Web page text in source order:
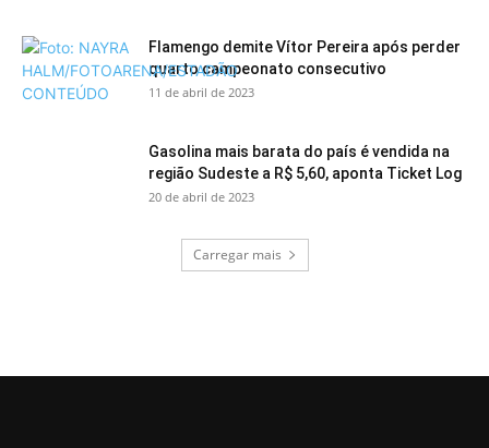
Flamengo demite Vítor Pereira após perder
quarto campeonato consecutivo
11 de abril de 2023
Gasolina mais barata do país é vendida na
região Sudeste a R$ 5,60, aponta Ticket Log
20 de abril de 2023
Carregar mais